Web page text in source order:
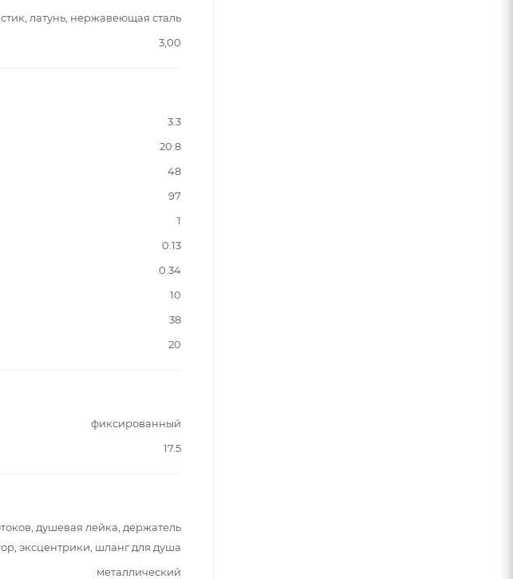
латунь, нержавеющая сталь
3,00
3.3
20.8
48
97
1
0.13
0.34
10
38
20
фиксированный
17.5
душевая лейка, держатель
эксцентрики, шланг для душа
металлический